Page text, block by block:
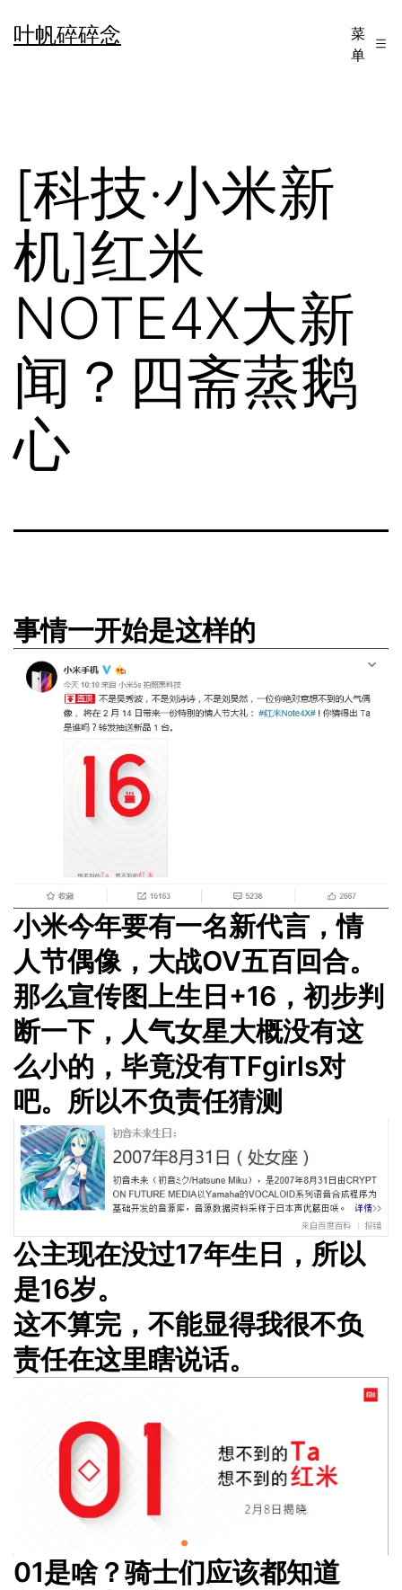
至叶帆碎碎念
菜
单
[科技·小米新
机]红米
NOTE4X大新
闻？四斋蒸鹅
心
事情一开始是这样的
小米今年要有一名新代言，情
人节偶像，大战OV五百回合。
那么宣传图上生日+16，初步判
断一下，人气女星大概没有这
么小的，毕竟没有TFgirls对
吧。所以不负责任猜测
公主现在没过17年生日，所以
是16岁。
这不算完，不能显得我很不负
责任在这里瞎说话。
01是啥？骑士们应该都知道